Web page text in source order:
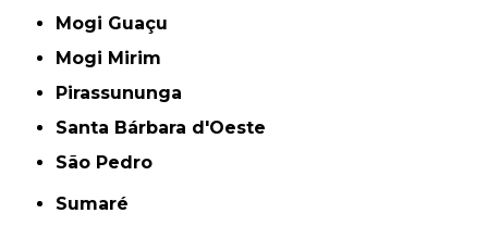
Mogi Guaçu
Mogi Mirim
Pirassununga
Santa Bárbara d'Oeste
São Pedro
Sumaré